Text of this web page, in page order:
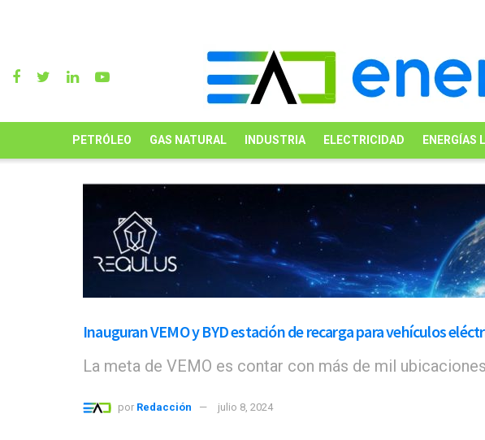
PETRÓLEO GAS NATURAL INDUSTRIA ELECTRICIDAD ENERGÍAS
Inauguran VEMO y BYD estación de recarga para vehículos
La meta de VEMO es contar con más de mil
por Redacción julio 8, 2024